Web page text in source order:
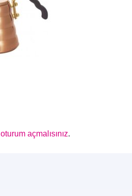
oturum açmalısınız.